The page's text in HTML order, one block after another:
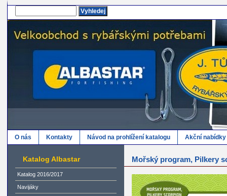
O nás Kontakty Návod na prohlížení katalogu Akční nabídky
Katalog Albastar
Katalog 2016/2017
Navijáky
Mořský program, Pilkery